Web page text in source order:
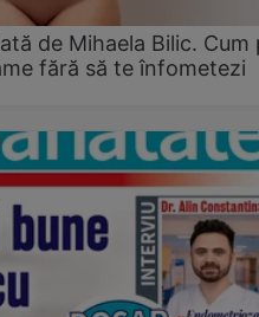
de Mihaela Bilic. Cum
fără să te înfometezi